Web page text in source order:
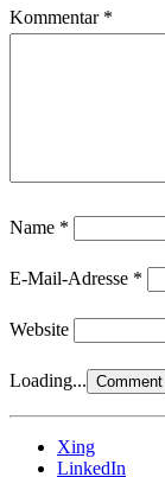
Kommentar *
Name *
E-Mail-Adresse *
Website
Loading...
Xing
LinkedIn